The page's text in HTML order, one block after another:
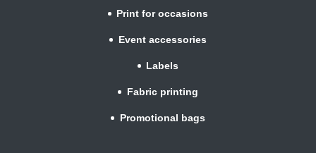
Print for occasions
Event accessories
Labels
Fabric printing
Promotional bags